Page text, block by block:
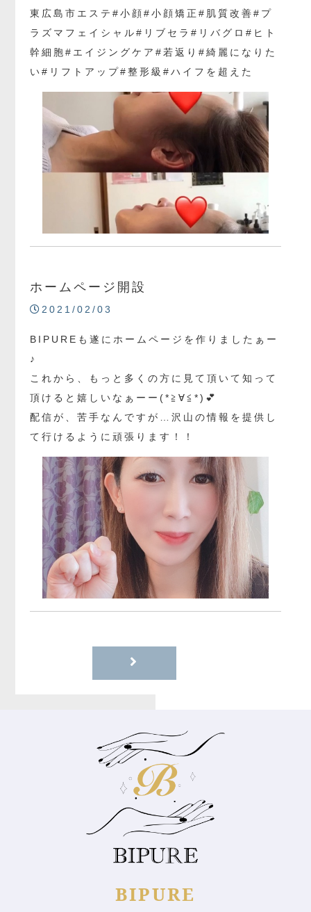
東広島市エステ#小顔#小顔矯正#肌質改善#プ
ラズマフェイシャル#リブセラ#リバグロ#ヒト
幹細胞#エイジングケア#若返り#綺麗になりた
い#リフトアップ#整形級#ハイフを超えた
ホームページ開設
2021/02/03
BIPUREも遂にホームページを作りましたぁー
♪
これから、もっと多くの方に見て頂いて知って
頂けると嬉しいなぁーー(*≧∀≦*)💕
配信が、苦手なんですが…沢山の情報を提供し
て行けるように頑張ります！！
BIPURE